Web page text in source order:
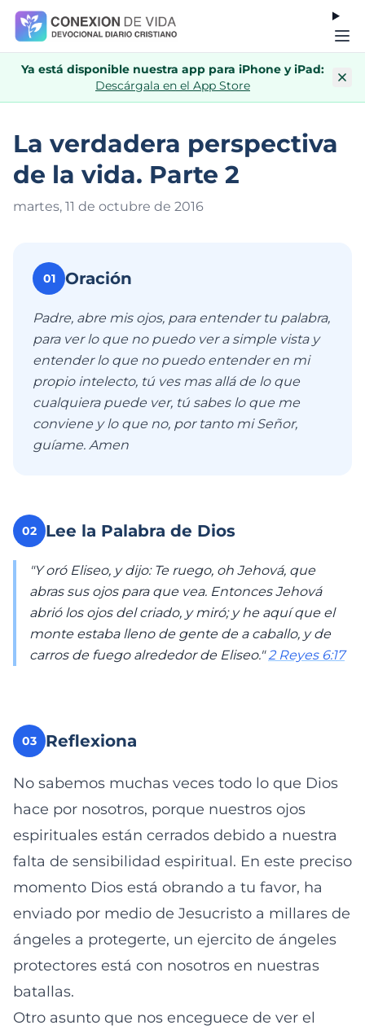
Ya está disponible nuestra app para iPhone y iPad:
Descárgala en el App Store
La verdadera perspectiva
de la vida. Parte 2
martes, 11 de octubre de 2016
01 Oración
Padre, abre mis ojos, para entender tu palabra,
para ver lo que no puedo ver a simple vista y
entender lo que no puedo entender en mi
propio intelecto, tú ves mas allá de lo que
cualquiera puede ver, tú sabes lo que me
conviene y lo que no, por tanto mi Señor,
guíame. Amen
02 Lee la Palabra de Dios
"Y oró Eliseo, y dijo: Te ruego, oh Jehová, que
abras sus ojos para que vea. Entonces Jehová
abrió los ojos del criado, y miró; y he aquí que el
monte estaba lleno de gente de a caballo, y de
carros de fuego alrededor de Eliseo."2 Reyes 6:17
03 Reflexiona
No sabemos muchas veces todo lo que Dios
hace por nosotros, porque nuestros ojos
espirituales están cerrados debido a nuestra
falta de sensibilidad espiritual. En este preciso
momento Dios está obrando a tu favor, ha
enviado por medio de Jesucristo a millares de
ángeles a protegerte, un ejercito de ángeles
protectores está con nosotros en nuestras
batallas.
Otro asunto que nos enceguece de ver el